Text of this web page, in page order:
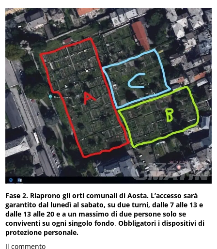
Fase 2. Riaprono gli orti comunali di Aosta. L’accesso sarà
garantito dal lunedì al sabato, su due turni, dalle 7 alle 13 e
dalle 13 alle 20 e a un massimo di due persone solo se
conviventi su ogni singolo fondo.Obbligatori i dispositivi di
protezione personale.
Il commento